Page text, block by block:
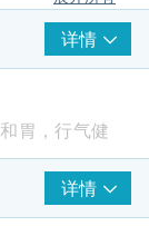
详情
胃，行气健
详情